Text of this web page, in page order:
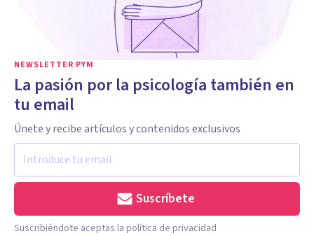
NEWSLETTER PYM
La pasión por la psicología también en
tu email
Únete y recibe artículos y contenidos exclusivos
Suscríbete
Suscribiéndote aceptas la política de privacidad